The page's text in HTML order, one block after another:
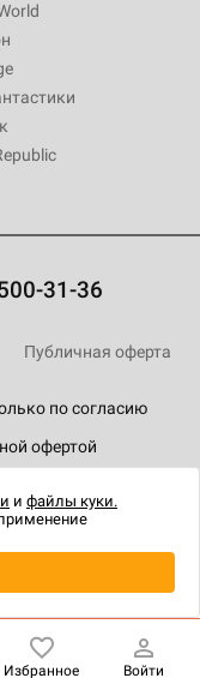
31-36
по согласию
офертой
Публичная оферта
Избранное Войти
и файлы куки.